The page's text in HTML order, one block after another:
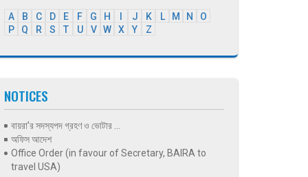
A B C D E F G H J K L M N
O
P
Q R S T U V W X Y Z
NOTICES
বায়রা’র সদস্যপদ গ্রহণ ও ভোটার ...
অফিস আদেশ
Office Order (in favour of Secretary, BAIRA to
travel USA)